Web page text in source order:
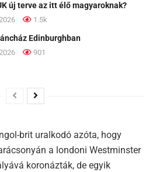
új terve az itt élő magyaroknak?
1.5k
Edinburghban
901
brit uralkodó azóta, hogy
a londoni Westminster
koronázták, de egyik